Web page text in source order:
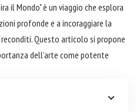
il Mondo" è un viaggio che esplora
profonde e a incoraggiare la
Questo articolo si propone
dell’arte come potente